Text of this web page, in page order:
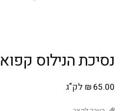
נסיכת הנילוס קפוא
₪ 65.00 לק"ג